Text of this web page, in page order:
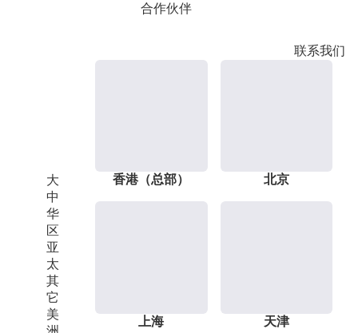
合作伙伴
联系我们
大
中
华
区
亚
太
其
它
美
香港（总部） 北京
上海 天津